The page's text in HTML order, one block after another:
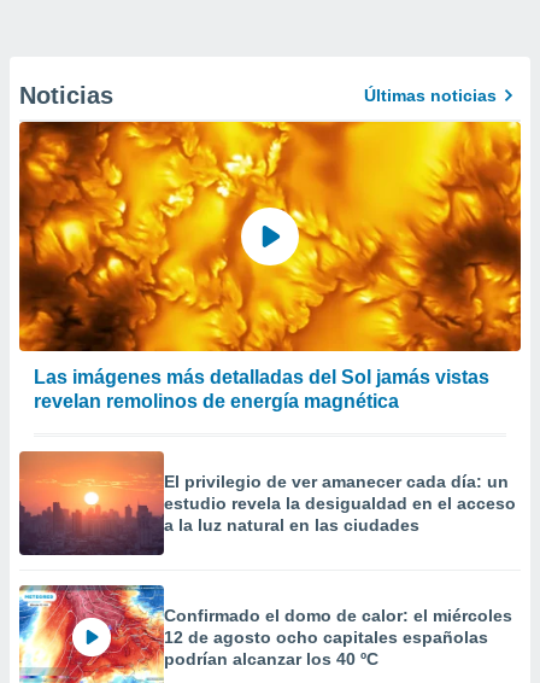
Noticias Últimas noticias
Las imágenes más detalladas del Sol jamás vistas
revelan remolinos de energía magnética
El privilegio de ver amanecer cada día: un
estudio revela la desigualdad en el acceso
a la luz natural en las ciudades
Confirmado el domo de calor: el miércoles
12 de agosto ocho capitales españolas
podrían alcanzar los 40 ºC